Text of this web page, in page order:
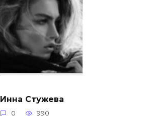
Инна Стужева
0 990